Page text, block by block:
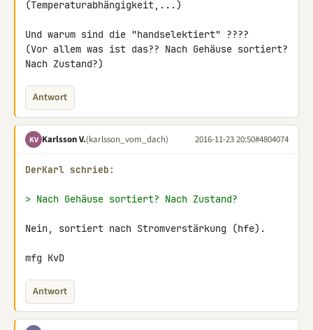
(Temperaturabhängigkeit,...)
Und warum sind die "handselektiert" ????
(Vor allem was ist das?? Nach Gehäuse sortiert?
Nach Zustand?)
Antwort
KV Karlsson V.(karlsson_vom_dach) 2016-11-23 20:50#4804074
DerKarl schrieb:
> Nach Gehäuse sortiert? Nach Zustand?
Nein, sortiert nach Stromverstärkung (hfe).
mfg KvD
Antwort